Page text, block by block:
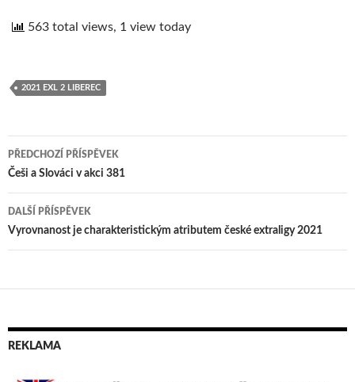
563 total views, 1 view today
2021 EXL 2 LIBEREC
Navigace
pro
příspěvek
PŘEDCHOZÍ PŘÍSPĚVEK
Češi a Slováci v akci 381
DALŠÍ PŘÍSPĚVEK
Vyrovnanost je charakteristickým atributem české extraligy 2021
REKLAMA